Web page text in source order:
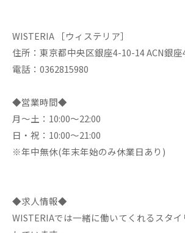
WISTERIA ［ウィステリア］
住所：東京都中央区銀座4-10-14 ACN銀
電話：0362815980
◆営業時間◆
月～土：10:00～22:00
日・祝：10:00～21:00
※年中無休(年末年始のみ休業日あり)
◆求人情報◆
WISTERIAでは一緒に働いてくれるスタ